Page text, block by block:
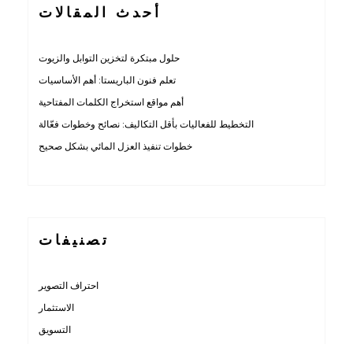
أحدث المقالات
حلول مبتكرة لتخزين التوابل والزيوت
تعلم فنون الباريستا: أهم الأساسيات
أهم مواقع استخراج الكلمات المفتاحية
التخطيط للفعاليات بأقل التكاليف: نصائح وخطوات فعّالة
خطوات تنفيذ العزل المائي بشكل صحيح
تصنيفات
احتراف التصوير
الاستثمار
التسويق